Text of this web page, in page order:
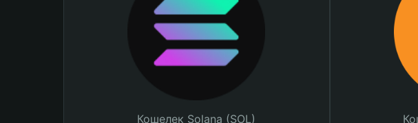
Кошелек Solana (SOL)